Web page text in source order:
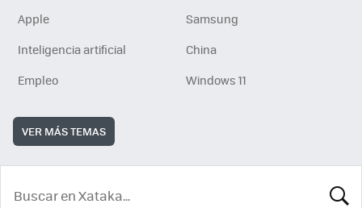
Apple
Samsung
Inteligencia artificial
China
Empleo
Windows 11
VER MÁS TEMAS